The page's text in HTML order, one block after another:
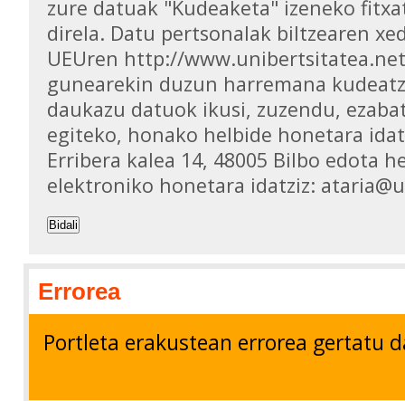
zure datuak "Kudeaketa" izeneko
direla. Datu pertsonalak biltzearen
UEUren http://
gunearekin duzun harremana
daukazu datuok ikusi, zuzendu,
egiteko, honako helbide honetara
Erribera kalea 14, 48005 Bilbo edota
elektroniko honetara idatziz:
Bidali
Errorea
Portleta erakustean errorea gertatu